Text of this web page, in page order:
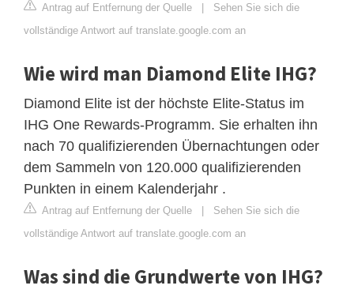
Antrag auf Entfernung der Quelle | Sehen Sie sich die
vollständige Antwort auf translate.google.com an
Wie wird man Diamond Elite IHG?
Diamond Elite ist der höchste Elite-Status im
IHG One Rewards-Programm. Sie erhalten ihn
nach 70 qualifizierenden Übernachtungen oder
dem Sammeln von 120.000 qualifizierenden
Punkten in einem Kalenderjahr .
Antrag auf Entfernung der Quelle | Sehen Sie sich die
vollständige Antwort auf translate.google.com an
Was sind die Grundwerte von IHG?